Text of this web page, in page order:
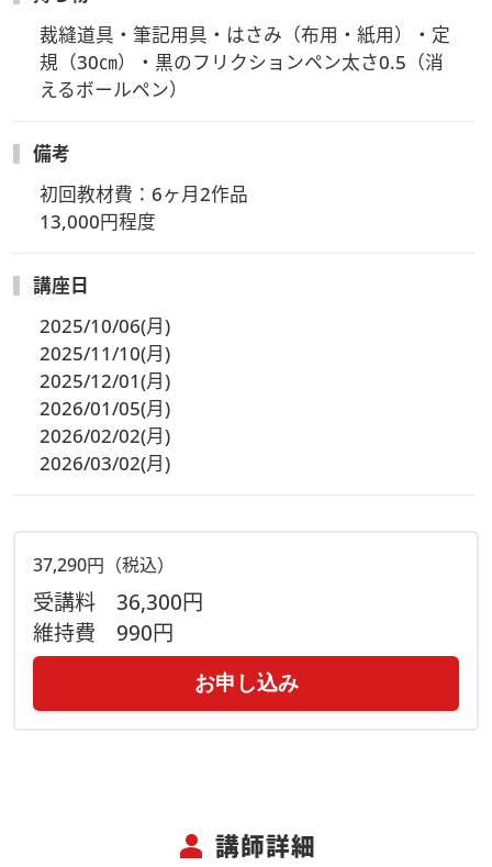
裁縫道具・筆記用具・はさみ（布用・紙用）・定
規（30㎝）・黒のフリクションペン太さ0.5（消
えるボールペン）
備考
初回教材費：6ヶ月2作品
13,000円程度
講座日
2025/10/06(月)
2025/11/10(月)
2025/12/01(月)
2026/01/05(月)
2026/02/02(月)
2026/03/02(月)
37,290円（税込）
受講料 36,300円
維持費 990円
お申し込み
person 講師詳細